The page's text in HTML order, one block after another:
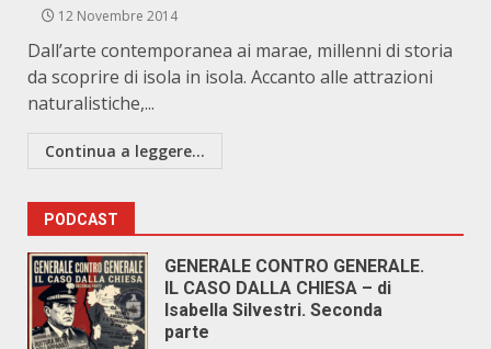
12 Novembre 2014
Dall’arte contemporanea ai marae, millenni di storia
da scoprire di isola in isola. Accanto alle attrazioni
naturalistiche,...
Continua a leggere...
PODCAST
GENERALE CONTRO GENERALE.
IL CASO DALLA CHIESA – di
Isabella Silvestri. Seconda
parte